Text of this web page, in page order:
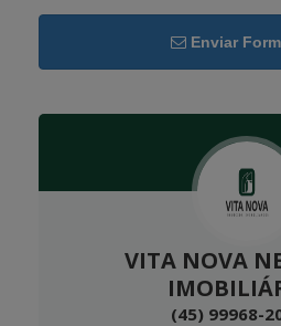
Enviar
VITA NOVA
(45) 99968-